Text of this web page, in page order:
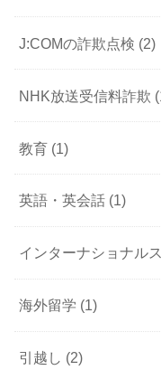
J:COMの詐欺点検 (2)
NHK放送受信料詐欺
教育 (1)
英語・英会話 (1)
インターナショナル
海外留学 (1)
引越し (2)